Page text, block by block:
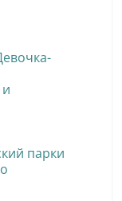
парки